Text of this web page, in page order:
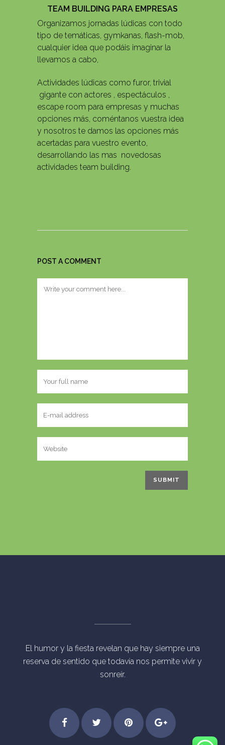
TEAM BUILDING PARA EMPRESAS
Organizamos jornadas lúdicas con todo
tipo de temáticas, gymkanas, flash-mob,
cualquier idea que podáis imaginar la
llevamos a cabo,
Actividades lúdicas como furor, trivial
gigante con actores , espectáculos ,
escape room para empresas y muchas
opciones más, coméntanos vuestra idea
y nosotros te damos las opciones más
acertadas para vuestro evento,
desarrollando las mas novedosas
actividades team building.
POST A COMMENT
El humor y la fiesta revelan que hay siempre una
reserva de sentido que todavía nos permite vivir y
sonreír.